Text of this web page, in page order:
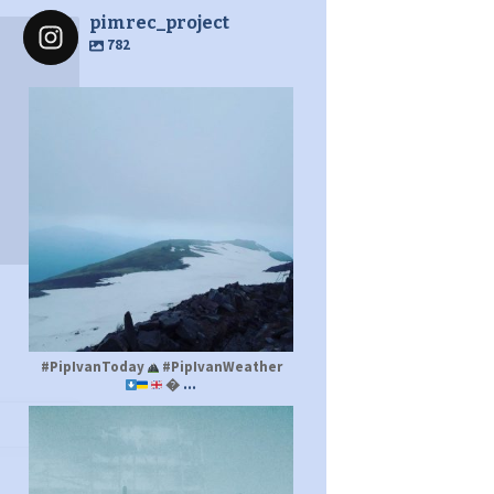
pimrec_project
782
#PipIvanToday
#PipIvanWeather
 ...